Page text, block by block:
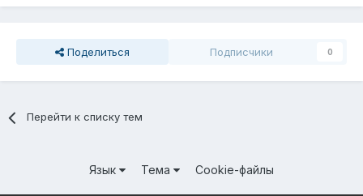
Поделиться Подписчики 0
Перейти к списку тем
Язык Тема Cookie-файлы